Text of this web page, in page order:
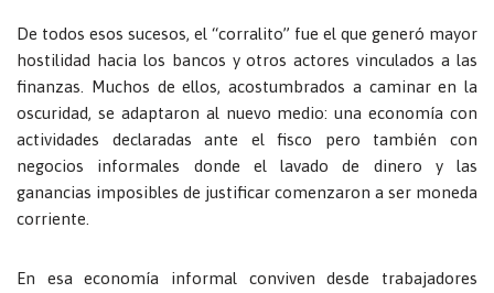
De todos esos sucesos, el “corralito” fue el que generó mayor
hostilidad hacia los bancos y otros actores vinculados a las
finanzas. Muchos de ellos, acostumbrados a caminar en la
oscuridad, se adaptaron al nuevo medio: una economía con
actividades declaradas ante el fisco pero también con
negocios informales donde el lavado de dinero y las
ganancias imposibles de justificar comenzaron a ser moneda
corriente.
En esa economía informal conviven desde trabajadores